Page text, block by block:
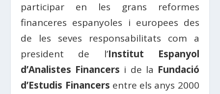
participar en les grans reformes
financeres espanyoles i europees des
de les seves responsabilitats com a
president de l’Institut Espanyol
d’Analistes Financers i de la Fundació
d’Estudis Financers entre els anys 2000